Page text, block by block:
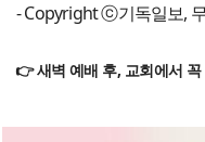
- Copyright ⓒ기독일보,
👉 새벽 예배 후, 교회에서 꼭